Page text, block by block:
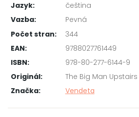
Jazyk:
čeština
Vazba:
Pevná
Počet stran:
344
EAN:
9788027761449
ISBN:
978-80-277-6144-9
Originál:
The Big Man Upstairs
Značka:
Vendeta